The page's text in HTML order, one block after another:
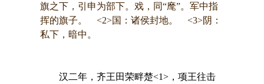
旗之下，引申为部下。戏，同“麾”。军中指
挥的旗子。 <2>国：诸侯封地。 <3>阴：
私下，暗中。
汉二年，齐王田荣畔楚<1>，项王往击